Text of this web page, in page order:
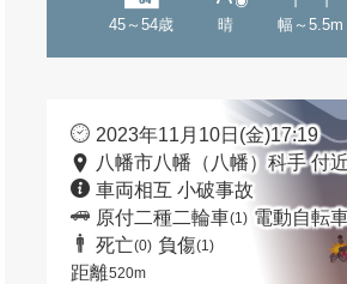
45～54歳 晴 幅～5.5m
2023年11月10日(金)17:19
八幡市八幡（八幡）科手 付
車両相互 小破事故
原付二種二輪車(1) 電動自転
死亡(0) 負傷(1)
距離520m